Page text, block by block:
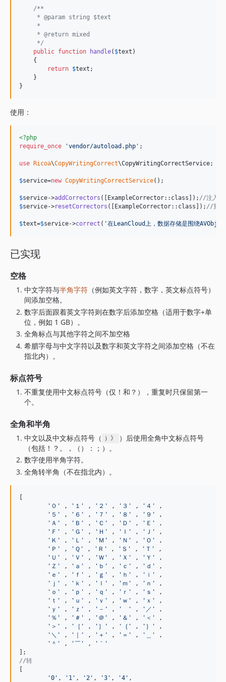
/**
     * @param string $text
     *
     * @return mixed
     */
public function handle( $text )
    {
return $text ;
    }
}
使用：
<?php
require_once
'vendor/autoload.php ' ;
use Ricoa\CopyWritingCorrect\CopyWritingCorrectService;
$service=new CopyWritingCorrectService();
$service->addCorrectors ([ExampleCorrector::class]); //注入纠
$service->resetCorrectors ([ExampleCorrector::class]); //重置
$text=$service->correct ( '在LeanCloud上，数据存储是围绕
已实现
空格
中文字符与半角字符 （例如英文字符，数字，英文标点符号）
间添加空格。
数字后面跟着英文字符则在数字后添加空格（适用于数字+单
位，例如 1 GB）。
全角标点与其他字符之间不加空格
希腊字母与中文字符以及数字和英文字符之间添加空格（不在
指北内）。
标点符号
不重复使用中文标点符号（仅！和？），重复时只保留第一
个。
全角和半角
中文以及中文标点符号（ ）》
）后使用全角中文标点符号
（包括！？。，（）：；）。
数字使用半角字符。
全角转半角（不在指北内）。
[
' ０ ' , ' １ ' , ' ２ ' , ' ３ ' , ' ４ '
,
' ５ ' , ' ６ ' , ' ７ ' , ' ８ ' , ' ９ '
,
' Ａ ' , ' Ｂ ' , ' Ｃ ' , ' Ｄ ' , ' Ｅ '
,
' Ｆ ' , ' Ｇ ' , ' Ｈ ' , ' Ｉ ' , ' Ｊ '
,
' Ｋ ' , ' Ｌ ' , ' Ｍ ' , ' Ｎ ' , ' Ｏ '
,
' Ｐ ' , ' Ｑ ' , ' Ｒ ' , ' Ｓ ' , ' Ｔ '
,
' Ｕ ' , ' Ｖ ' , ' Ｗ ' , ' Ｘ ' , ' Ｙ '
,
' Ｚ ' , ' ａ ' , ' ｂ ' , ' ｃ ' , ' ｄ '
,
' ｅ ' , ' ｆ ' , ' ｇ ' , ' ｈ ' , ' ｉ '
,
' ｊ ' , ' ｋ ' , ' ｌ ' , ' ｍ ' , ' ｎ '
,
' ｏ ' , ' ｐ ' , ' ｑ ' , ' ｒ ' , ' ｓ '
,
' ｔ ' , ' ｕ ' , ' ｖ ' , ' ｗ ' , ' ｘ '
,
' ｙ ' , ' ｚ ' , ' － ' , ' ' , ' ／ '
,
' ％ ' , ' ＃ ' , ' ＠ ' , ' ＆ ' , ' ＜ '
,
' ＞ ' , ' ［ ' , ' ］ ' , ' ｛ ' , ' ｝ '
,
' ＼ ' , ' ｜ ' , ' ＋ ' , ' ＝ ' , ' '
,
' ＾ ' , ' ￣ ' , ' ｀ '
//转
[
'0 ' , ' 1 ' , ' 2 ' , '3 ' , '4 ' ,